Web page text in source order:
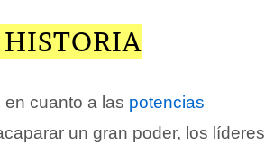
cuanto a las potencias
un gran poder, los líderes